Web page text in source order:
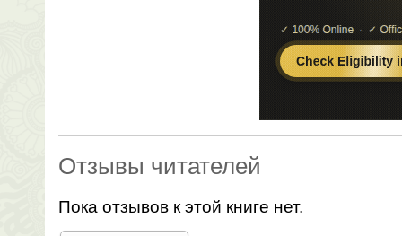
Отзывы читателей
Пока отзывов к этой книге нет.